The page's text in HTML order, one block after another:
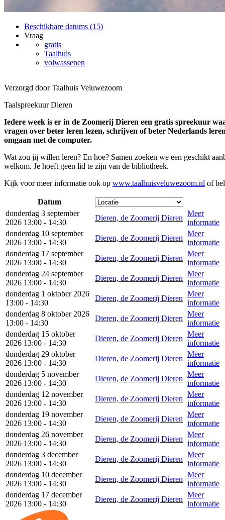
Beschikbare datums (15)
Vraag
gratis
Taalhuis
volwassenen
Verzorgd door Taalhuis Veluwezoom
Taalspreekuur Dieren
Iedere week is er in de Zoomerij Dieren een gratis spreekuur
vragen over beter leren lezen, schrijven of beter Nederlands
omgaan met de computer.
Wat zou jij willen leren? En hoe? Samen zoeken we een geschikt
welkom. Je hoeft geen lid te zijn van de bibliotheek.
Kijk voor meer informatie ook op www.taalhuisveluwezoom.nl of
Datum
donderdag 3 september
2026 13:00 - 14:30
Dieren, de Zoomerij Dieren
Meer
informatie
donderdag 10 september
2026 13:00 - 14:30
Dieren, de Zoomerij Dieren
Meer
informatie
donderdag 17 september
2026 13:00 - 14:30
Dieren, de Zoomerij Dieren
Meer
informatie
donderdag 24 september
2026 13:00 - 14:30
Dieren, de Zoomerij Dieren
Meer
informatie
donderdag 1 oktober 2026
13:00 - 14:30
Dieren, de Zoomerij Dieren
Meer
informatie
donderdag 8 oktober 2026
13:00 - 14:30
Dieren, de Zoomerij Dieren
Meer
informatie
donderdag 15 oktober
2026 13:00 - 14:30
Dieren, de Zoomerij Dieren
Meer
informatie
donderdag 29 oktober
2026 13:00 - 14:30
Dieren, de Zoomerij Dieren
Meer
informatie
donderdag 5 november
2026 13:00 - 14:30
Dieren, de Zoomerij Dieren
Meer
informatie
donderdag 12 november
2026 13:00 - 14:30
Dieren, de Zoomerij Dieren
Meer
informatie
donderdag 19 november
2026 13:00 - 14:30
Dieren, de Zoomerij Dieren
Meer
informatie
donderdag 26 november
2026 13:00 - 14:30
Dieren, de Zoomerij Dieren
Meer
informatie
donderdag 3 december
2026 13:00 - 14:30
Dieren, de Zoomerij Dieren
Meer
informatie
donderdag 10 december
2026 13:00 - 14:30
Dieren, de Zoomerij Dieren
Meer
informatie
donderdag 17 december
2026 13:00 - 14:30
Dieren, de Zoomerij Dieren
Meer
informatie